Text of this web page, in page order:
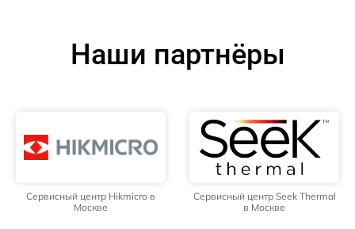
Наши партнёры
Сервисный центр Hikmicro в
Москве
Сервисный центр Seek Thermal
в Москве